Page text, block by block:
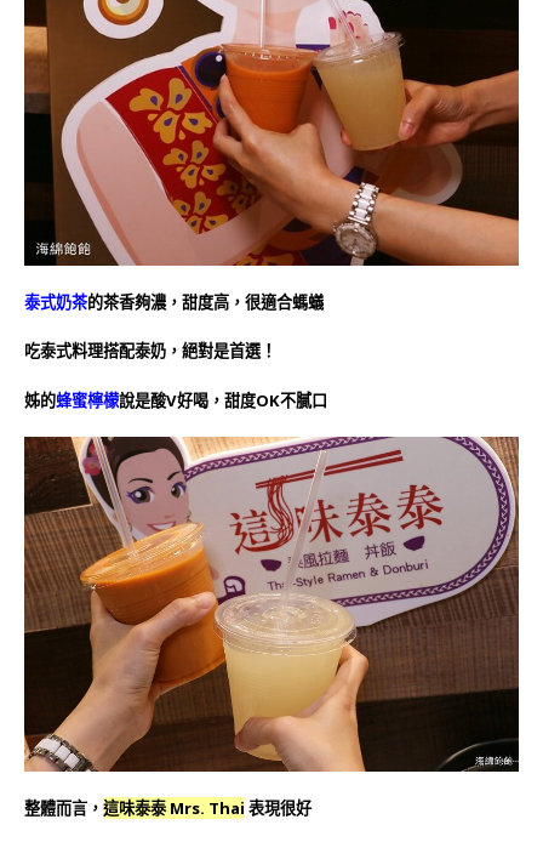
泰式奶茶的茶香夠濃，甜度高，很適合螞蟻
吃泰式料理搭配泰奶，絕對是首選！
姊的蜂蜜檸檬說是酸V好喝，甜度OK不膩口
整體而言， 這味泰泰 Mrs. Thai 表現很好